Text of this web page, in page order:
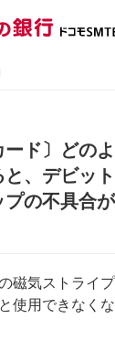
ード〕どの
、デビッ
の不具合
磁気ストライ
使用できなく